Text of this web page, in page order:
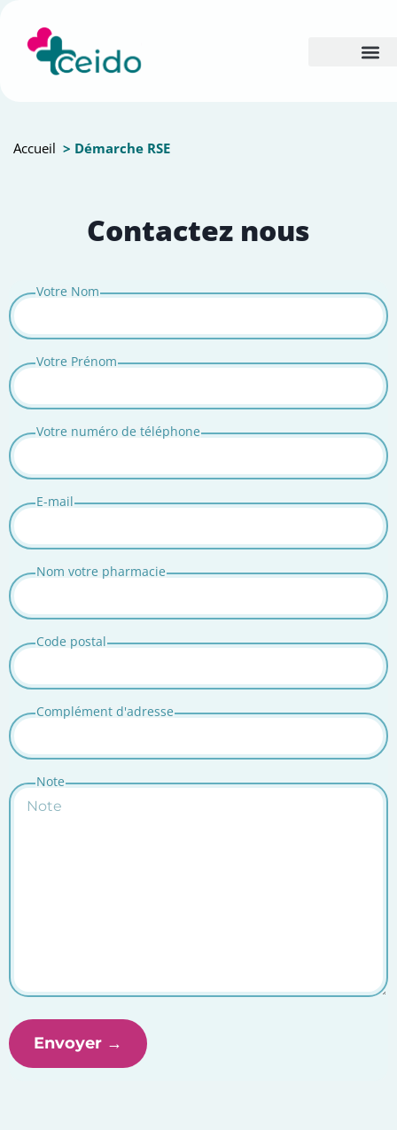
Accueil > Démarche RSE
Contactez nous
Votre Nom
Votre Prénom
Votre numéro de téléphone
E-mail
Nom votre pharmacie
Code postal
Complément d'adresse
Note